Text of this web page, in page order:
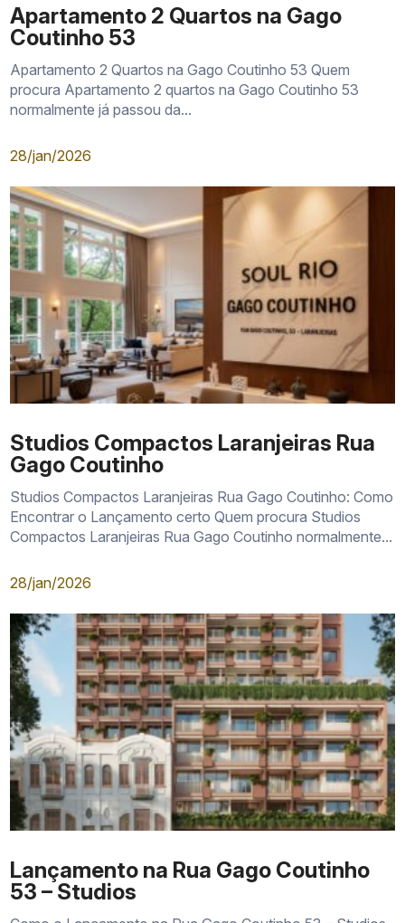
Tabela de preços atualizada
Plantas e posições disponíveis
Previsão contratual de entrega
Estimativa de condomínio e IPTU
Quantidade de vagas por unidade
Regras de locação do condomínio
Memorial descritivo
Registro da incorporação
Apartamento 2 Quartos na Gago
Coutinho 53
Apartamento 2 Quartos na Gago Coutinho 53 Quem
procura Apartamento 2 quartos na Gago Coutinho 53
normalmente já passou da...
28/jan/2026
Studios Compactos Laranjeiras Rua
Gago Coutinho
Studios Compactos Laranjeiras Rua Gago Coutinho: Como
Encontrar o Lançamento certo Quem procura Studios
Compactos Laranjeiras Rua Gago Coutinho normalmente...
28/jan/2026
Lançamento na Rua Gago Coutinho
53 – Studios